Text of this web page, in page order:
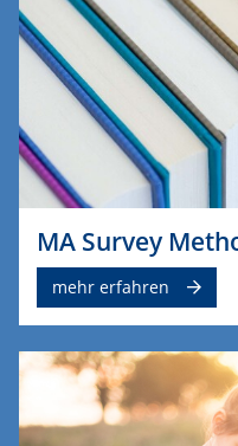
MA Survey
mehr erfahren